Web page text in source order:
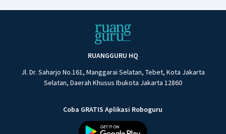
RUANGGURU HQ
Jl. Dr. Saharjo No.161, Manggarai Selatan, Tebet, Kota Jakarta
Selatan, Daerah Khusus Ibukota Jakarta 12860
Coba GRATIS Aplikasi Roboguru